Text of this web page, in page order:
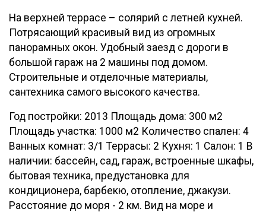
На верхней террасе – солярий с летней кухней.
Потрясающий красивый вид из огромных
панорамных окон. Удобный заезд с дороги в
большой гараж на 2 машины под домом.
Строительные и отделочные материалы,
сантехника самого высокого качества.
Год постройки: 2013 Площадь дома: 300 м2
Площадь участка: 1000 м2 Количество спален: 4
Ванных комнат: 3/1 Террасы: 2 Кухня: 1 Салон: 1 В
наличии: бассейн, сад, гараж, встроенные шкафы,
бытовая техника, предустановка для
кондиционера, барбекю, отопление, джакузи.
Расстояние до моря - 2 км. Вид на море и